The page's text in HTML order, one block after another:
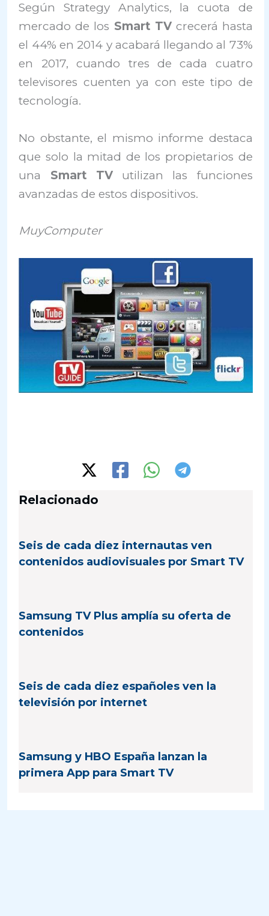
Según Strategy Analytics, la cuota de
mercado de los Smart TVcrecerá hasta
el 44% en 2014 y acabará llegando al 73%
en 2017, cuando tres de cada cuatro
televisores cuenten ya con este tipo de
tecnología.
No obstante, el mismo informe destaca
que solo la mitad de los propietarios de
una Smart TVutilizan las funciones
avanzadas de estos dispositivos.
MuyComputer
Relacionado
Seis de cada diez internautas ven
contenidos audiovisuales por Smart TV
Samsung TV Plus amplía su oferta de
contenidos
Seis de cada diez españoles ven la
televisión por internet
Samsung y HBO España lanzan la
primera App para Smart TV